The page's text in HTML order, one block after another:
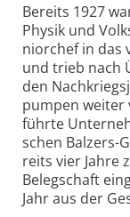
Bereits 1927
Physik und
nior­chef in das
und trieb nach
den
pum­pen weiter
führte
schen Bal­zers-
reits vier Jahre
Beleg­schaft
Jahr aus der